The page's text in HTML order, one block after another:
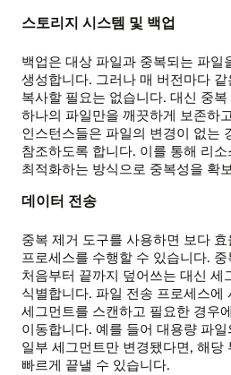
스토리지 시스템 및 백업
백업은 대상 파일과 중복되는 파일
생성합니다. 그러나 매 버전마다
복사할 필요는 없습니다. 대신 중
하나의 파일만을 깨끗하게 보존하
인스턴스들은 파일의 변경이 없는
참조하도록 합니다. 이를 통해 리
최적화하는 방식으로 중복성을 확
데이터 전송
중복 제거 도구를 사용하면 보다
프로세스를 수행할 수 있습니다.
처음부터 끝까지 덮어쓰는 대신 세
식별합니다. 파일 전송 프로세스에
세그먼트를 스캔하고 필요한 경우
이동합니다. 예를 들어 대용량 파
일부 세그먼트만 변경됐다면, 해당
빠르게 끝낼 수 있습니다.